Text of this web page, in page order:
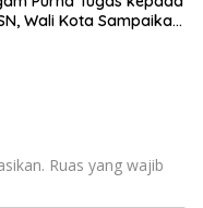
Wali Kota Sampaikan
Ruas yang wajib